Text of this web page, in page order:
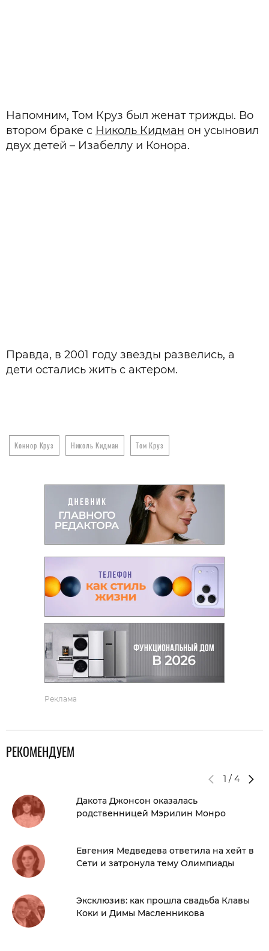
Напомним, Том Круз был женат трижды. Во
втором браке с Николь Кидман он усыновил
двух детей – Изабеллу и Конора.
Правда, в 2001 году звезды развелись, а
дети остались жить с актером.
Коннор Круз Николь Кидман Том Круз
Реклама
РЕКОМЕНДУЕМ
1 / 4
Дакота Джонсон оказалась
родственницей Мэрилин Монро
Евгения Медведева ответила на хейт в
Сети и затронула тему Олимпиады
Эксклюзив: как прошла свадьба Клавы
Коки и Димы Масленникова